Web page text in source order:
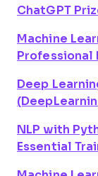
ChatGPT
Machine
Professional
Deep
NLP with
Essential